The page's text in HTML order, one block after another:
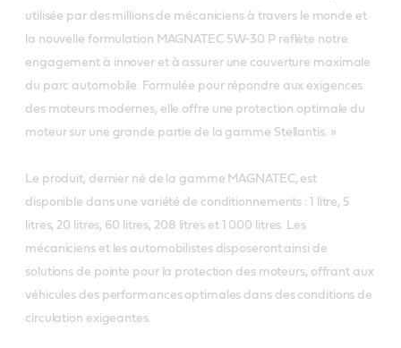
utilisée par des millions de mécaniciens à travers le monde et
la nouvelle formulation MAGNATEC 5W-30 P reflète notre
engagement à innover et à assurer une couverture maximale
du parc automobile. Formulée pour répondre aux exigences
des moteurs modernes, elle offre une protection optimale du
moteur sur une grande partie de la gamme Stellantis. »
Le produit, dernier né de la gamme MAGNATEC, est
disponible dans une variété de conditionnements : 1 litre, 5
litres, 20 litres, 60 litres, 208 litres et 1 000 litres. Les
mécaniciens et les automobilistes disposeront ainsi de
solutions de pointe pour la protection des moteurs, offrant aux
véhicules des performances optimales dans des conditions de
circulation exigeantes.